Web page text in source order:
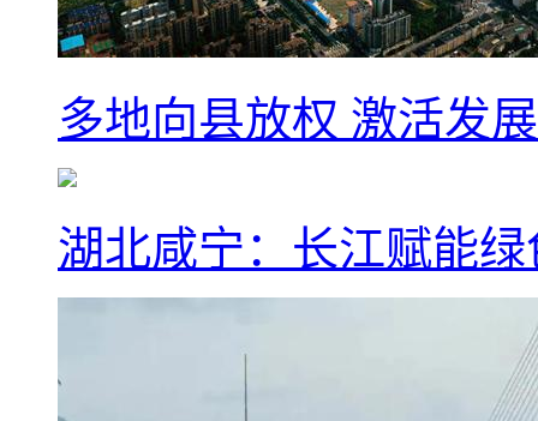
多地向县放权 激活发
湖北咸宁：长江赋能